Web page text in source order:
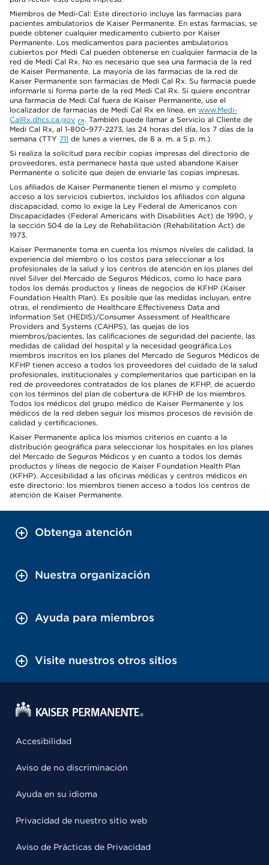
Miembros de Medi-Cal: Este directorio incluye las farmacias para
pacientes ambulatorios de Kaiser Permanente. En estas farmacias, se
puede obtener cualquier medicamento cubierto por Kaiser
Permanente. Los medicamentos para pacientes ambulatorios
cubiertos por Medi Cal pueden obtenerse en cualquier farmacia de la
red de Medi Cal Rx. No es necesario que sea una farmacia de la red
de Kaiser Permanente. La mayoría de las farmacias de la red de
Kaiser Permanente son farmacias de Medi Cal Rx. Su farmacia puede
informarle si forma parte de la red Medi Cal Rx. Si quiere encontrar
una farmacia de Medi Cal fuera de Kaiser Permanente, use el
localizador de farmacias de Medi Cal Rx en línea, en www.Medi-
CalRx.dhcs.ca.gov
. También puede llamar a Servicio al Cliente de
Medi Cal Rx, al 1-800-977-2273, las 24 horas del día, los 7 días de la
semana (TTY 711 de lunes a viernes, de 8 a. m. a 5 p. m.).
Si realiza la solicitud para recibir copias impresas del directorio de
proveedores, esta permanece hasta que usted abandone Kaiser
Permanente o solicite que dejen de enviarle las copias impresas.
Los afiliados de Kaiser Permanente tienen el mismo y completo
acceso a los servicios cubiertos, incluidos los afiliados con alguna
discapacidad, como lo exige la Ley Federal de Americanos con
Discapacidades (Federal Americans with Disabilities Act) de 1990, y
la sección 504 de la Ley de Rehabilitación (Rehabilitation Act) de
1973.
Kaiser Permanente toma en cuenta los mismos niveles de calidad, la
experiencia del miembro o los costos para seleccionar a los
profesionales de la salud y los centros de atención en los planes del
nivel Silver del Mercado de Seguros Médicos, como lo hace para
todos los demás productos y líneas de negocios de KFHP (Kaiser
Foundation Health Plan). Es posible que las medidas incluyan, entre
otras, el rendimiento de Healthcare Effectiveness Data and
Information Set (HEDIS)/Consumer Assessment of Healthcare
Providers and Systems (CAHPS), las quejas de los
miembros/pacientes, las calificaciones de seguridad del paciente, las
medidas de calidad del hospital y la necesidad geográfica.Los
miembros inscritos en los planes del Mercado de Seguros Médicos de
KFHP tienen acceso a todos los proveedores del cuidado de la salud
profesionales, institucionales y complementarios que participan en la
red de proveedores contratados de los planes de KFHP, de acuerdo
con los términos del plan de cobertura de KFHP de los miembros.
Todos los médicos del grupo médico de Kaiser Permanente y los
médicos de la red deben seguir los mismos procesos de revisión de
calidad y certificaciones.
Kaiser Permanente aplica los mismos criterios en cuanto a la
distribución geográfica para seleccionar los hospitales en los planes
del Mercado de Seguros Médicos y en cuanto a todos los demás
productos y líneas de negocio de Kaiser Foundation Health Plan
(KFHP). Accesibilidad a las oficinas médicas y centros médicos en
este directorio: los miembros tienen acceso a todos los centros de
atención de Kaiser Permanente.
Obtenga atención
Nuestra organización
Ayuda para miembros
Visite nuestros otros sitios
Accesibilidad
Aviso de no discriminación
Ayuda en su idioma
Privacidad de nuestro sitio web
Aviso de Prácticas de Privacidad